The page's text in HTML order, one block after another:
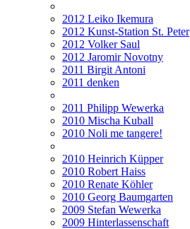
2012 Leiko Ikemura
2012 Kunst-Station St. Peter
2012 Volker Saul
2012 Jaromir Novotny
2011 Birgit Antoni
2011 denken
2011 Philipp Wewerka
2010 Mischa Kuball
2010 Noli me tangere!
2010 Heinrich Küpper
2010 Robert Haiss
2010 Renate Köhler
2010 Georg Baumgarten
2009 Stefan Wewerka
2009 Hinterlassenschaft